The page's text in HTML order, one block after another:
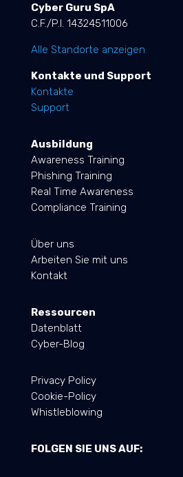
Cyber Guru SpA
C.F./P.I. 14324511006
Alle Standorte anzeigen
Kontakte und Support
Kontakte
Support
Ausbildung
Awareness Training
Phishing Training
Real Time Awareness
Compliance Training
Über uns
Arbeiten Sie mit uns
Kontakt
Ressourcen
Datenblatt
Cyber-Blog
Privacy Policy
Cookie-Policy
Whistleblowing
FOLGEN SIE UNS AUF: